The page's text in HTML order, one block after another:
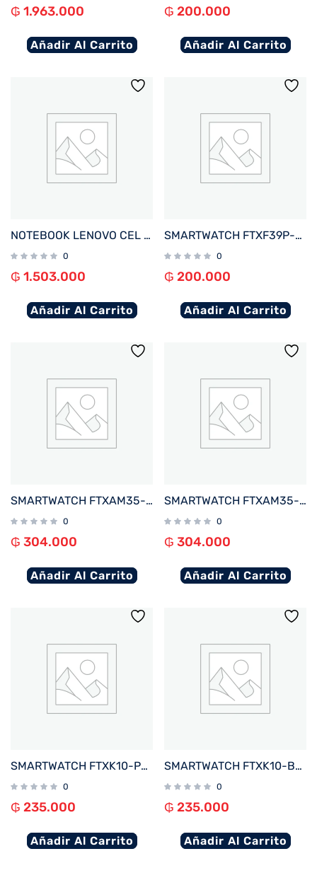
₲ 1.963.000
Añadir Al Carrito
₲ 200.000
Añadir Al Carrito
NOTEBOOK LENOVO CEL IDEAPAD 1 82LV0075US 1.1%2F4%2F128EMMC%2FW11S%2F14%22 HD%2FGRIS
0
₲ 1.503.000
Añadir Al Carrito
SMARTWATCH FTXF39P-RGOR 42MM ROSE GOLD%2FNARANJA ANDROID%2FIOS%2FBT%2FFREC. CARD%2FNOTIFICACIONES
0
₲ 200.000
Añadir Al Carrito
SMARTWATCH FTXAM35-RG 42MM ROSE GOLD%2FROSA ANDROID%2FIOS%2FBT%2FFREC. CARD%2FNOTIFICACIONES
0
₲ 304.000
Añadir Al Carrito
SMARTWATCH FTXAM35-GG 42MM GOLD%2FGRIS ANDROID%2FIOS%2FBT%2FFREC. CARD%2FNOTIFICACIONES
0
₲ 304.000
Añadir Al Carrito
SMARTWATCH FTXK10-PK 45MM ROSA ANDROID%2FIOS%2FBT%2FFREC. CARD%2FNOTIFICACIONES
0
₲ 235.000
Añadir Al Carrito
SMARTWATCH FTXK10-BL 45MM AZUL ANDROID%2FIOS%2FBT%2FFREC. CARD%2FNOTIFICACIONES
0
₲ 235.000
Añadir Al Carrito